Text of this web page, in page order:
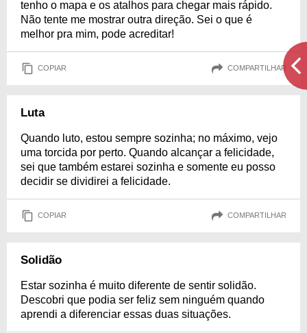
tenho o mapa e os atalhos para chegar mais rápido.
Não tente me mostrar outra direção. Sei o que é
melhor pra mim, pode acreditar!
COPIAR COMPARTILHAR
Luta
Quando luto, estou sempre sozinha; no máximo, vejo
uma torcida por perto. Quando alcançar a felicidade,
sei que também estarei sozinha e somente eu posso
decidir se dividirei a felicidade.
COPIAR COMPARTILHAR
Solidão
Estar sozinha é muito diferente de sentir solidão.
Descobri que podia ser feliz sem ninguém quando
aprendi a diferenciar essas duas situações.